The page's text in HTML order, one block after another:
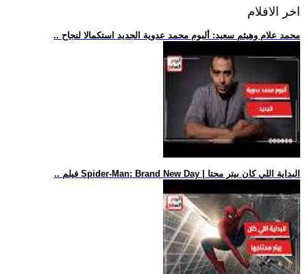
اخر الافلام
.. محمد علام وهيثم سعيد: ألبوم محمد عدوية الجديد استكمالا لنجاح
.. فيلم Spider-Man: Brand New Day | البداية اللي كان بيتر محتا